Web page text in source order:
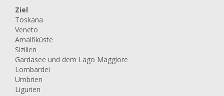
Ziel
Toskana
Veneto
Amalfiküste
Sizilien
Gardasee und dem Lago Maggiore
Lombardei
Umbrien
Ligurien